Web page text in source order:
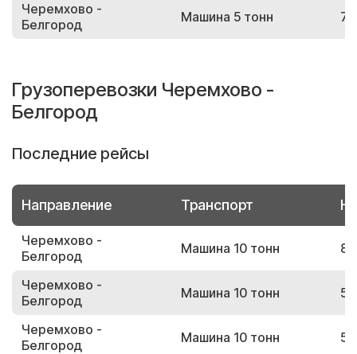
Черемхово -
Белгород
Машина 5 тонн
Грузоперевозки Черемхово -
Белгород
Последние рейсы
Направление Транспорт
Черемхово -
Белгород
Машина 10 тонн
Черемхово -
Белгород
Машина 10 тонн
Черемхово -
Белгород
Машина 10 тонн